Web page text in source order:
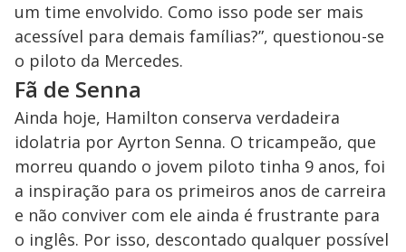
um time envolvido. Como isso pode ser mais
acessível para demais famílias?”, questionou-se
o piloto da Mercedes.
Fã de Senna
Ainda hoje, Hamilton conserva verdadeira
idolatria por Ayrton Senna. O tricampeão, que
morreu quando o jovem piloto tinha 9 anos, foi
a inspiração para os primeiros anos de carreira
e não conviver com ele ainda é frustrante para
o inglês. Por isso, descontado qualquer possível